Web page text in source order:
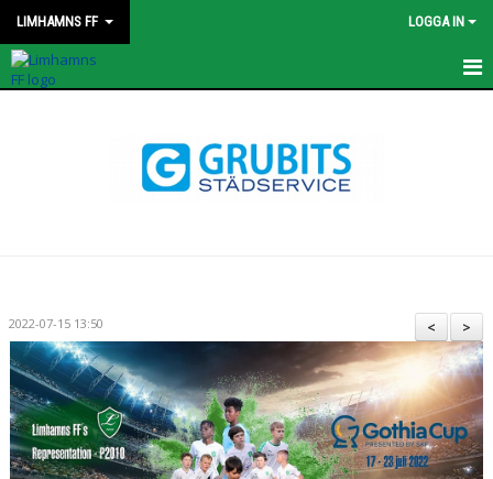
LIMHAMNS FF LOGGA IN
KALENDER
MATCHER
PROFILKLÄDER
>
<
2022-07-15 13:50